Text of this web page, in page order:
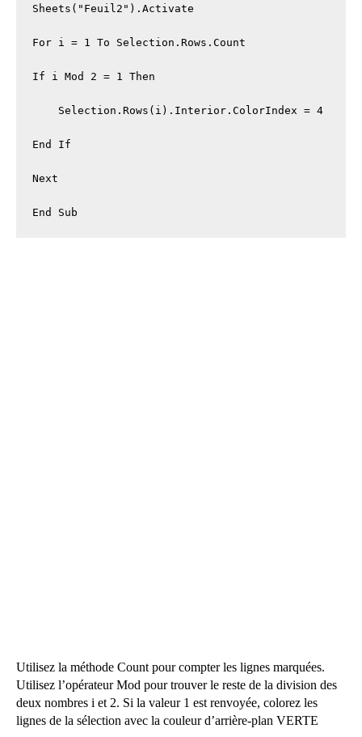
Sheets("Feuil2").Activate
For i = 1 To Selection.Rows.Count
If i Mod 2 = 1 Then
Selection.Rows(i).Interior.ColorIndex = 4
End If
Next
End Sub
Utilisez la méthode Count pour compter les lignes marquées.
Utilisez l’opérateur Mod pour trouver le reste de la division des
deux nombres i et 2. Si la valeur 1 est renvoyée, colorez les
lignes de la sélection avec la couleur d’arrière-plan VERTE